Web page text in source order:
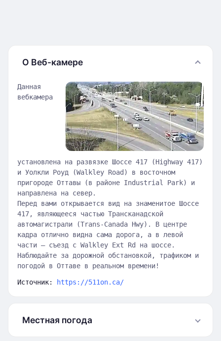
О Веб-камере
Данная
вебкамера
установлена на развязке Шоссе 417 (Highway 417)
и Уолкли Роуд (Walkley Road) в восточном
пригороде Оттавы (в районе Industrial Park) и
направлена на север.
Перед вами открывается вид на знаменитое Шоссе
417, являющееся частью Трансканадской
автомагистрали (Trans-Canada Hwy). В центре
кадра отлично видна сама дорога, а в левой
части — съезд с Walkley Ext Rd на шоссе.
Наблюдайте за дорожной обстановкой, трафиком и
погодой в Оттаве в реальном времени!
Источник: https://511on.ca/
Местная погода